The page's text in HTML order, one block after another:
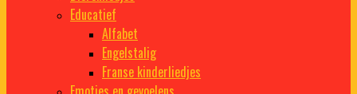
Educatief
Alfabet
Engelstalig
Franse kinderliedjes